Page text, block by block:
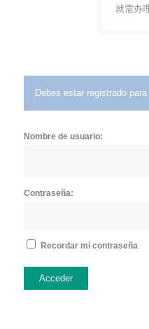
就需办
Debes estar registrado
Nombre de usuario:
Contraseña:
Recordar mi contraseña
Acceder